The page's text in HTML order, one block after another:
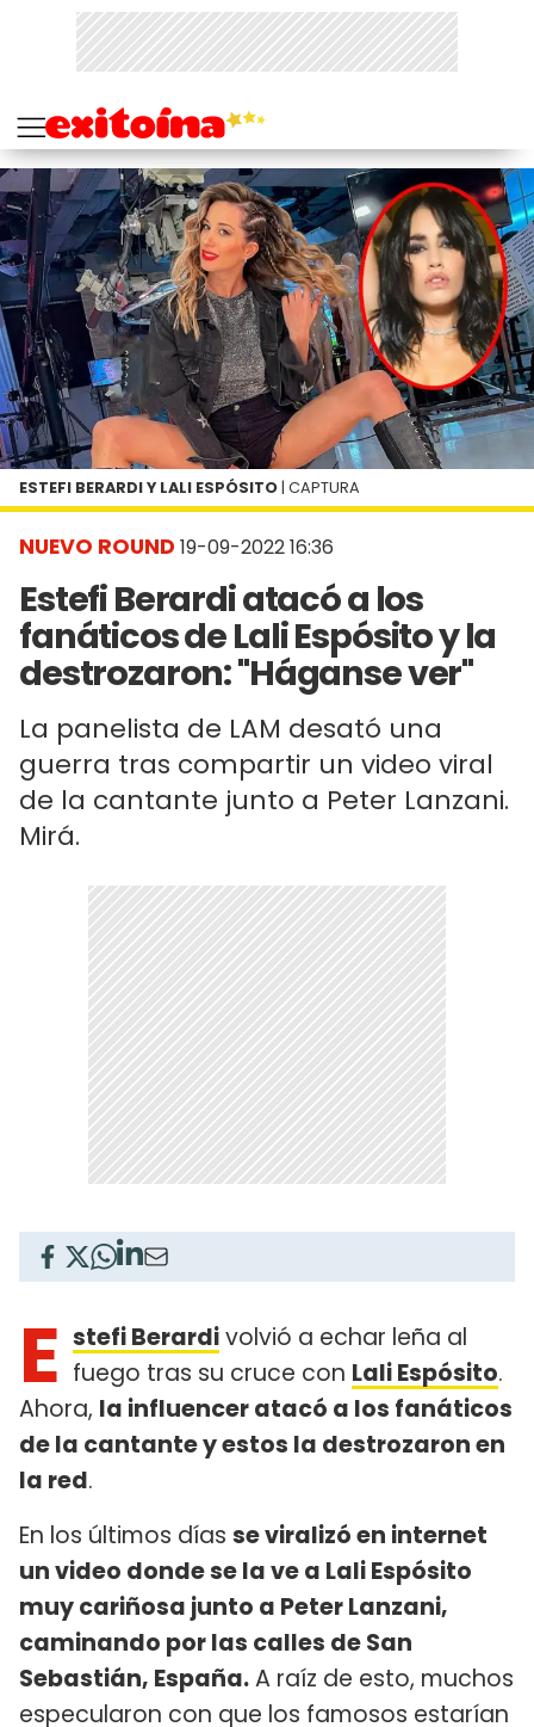
NUEVO ROUND 19-09-2022 16:36
Estefi Berardi atacó a los
fanáticos de Lali Espósito y la
destrozaron: "Háganse ver"
La panelista de LAM desató una
guerra tras compartir un video viral
de la cantante junto a Peter Lanzani.
Mirá.
ESTEFI BERARDI Y LALI ESPÓSITO | CAPTURA
E stefi Berardivolvió a echar leña al
fuego tras su cruce con Lali Espósito.
Ahora, la influencer atacó a los fanáticos
de la cantante y estos la destrozaron en
la red.
En los últimos días se viralizó en internet
un video donde se la ve a Lali Espósito
muy cariñosa junto a Peter Lanzani,
caminando por las calles de San
Sebastián, España.A raíz de esto, muchos
especularon con que los famosos estarían